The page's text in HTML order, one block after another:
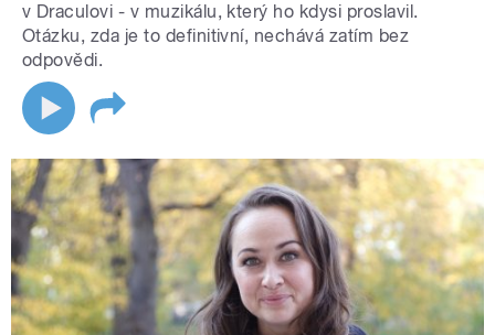
v Draculovi - v muzikálu, který ho kdysi proslavil.
Otázku, zda je to definitivní, nechává zatím bez
odpovědi.